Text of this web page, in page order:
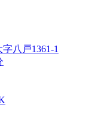
八戸1361-1